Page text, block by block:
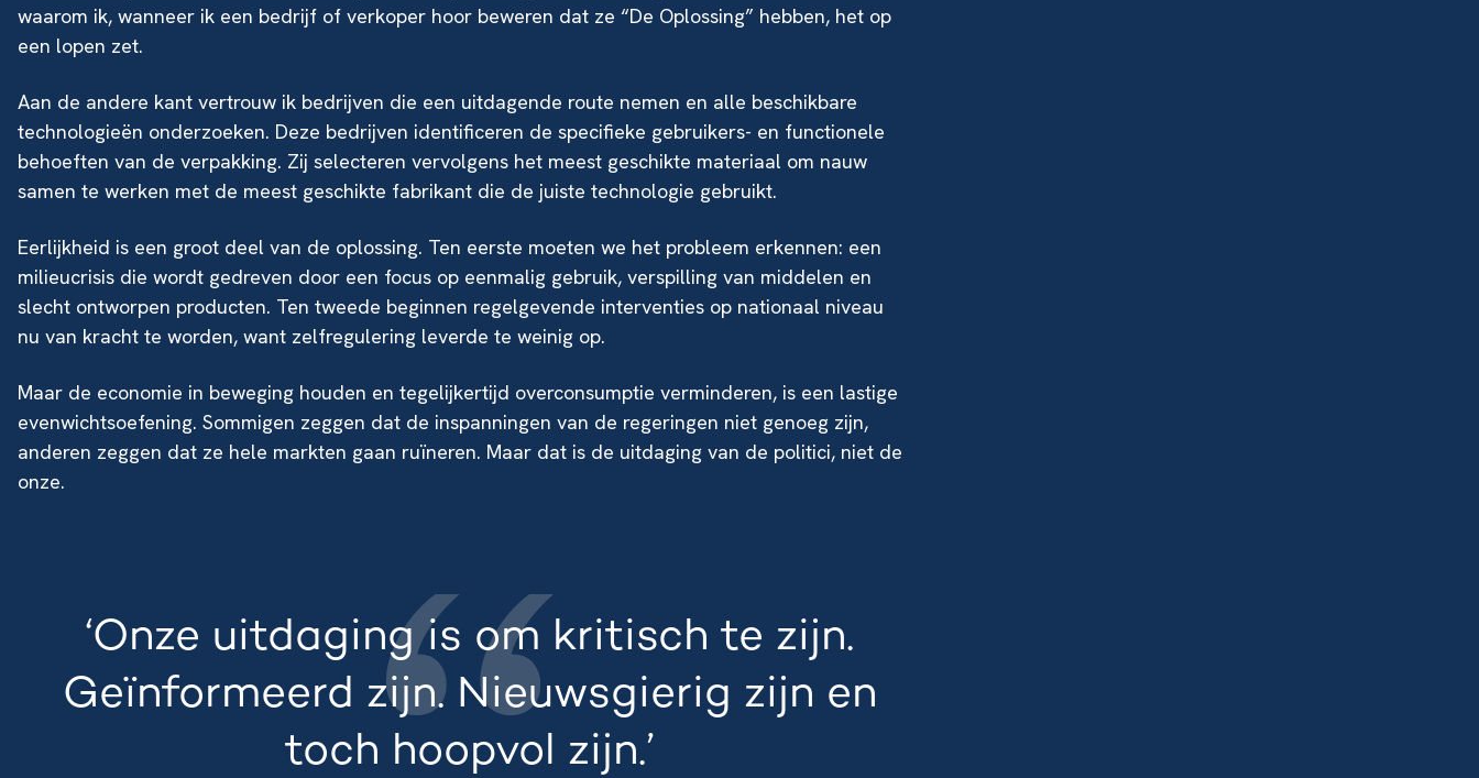
waarom ik, wanneer ik een bedrijf of verkoper hoor beweren dat ze “De Oplossing” hebben, het op
een lopen zet.
Aan de andere kant vertrouw ik bedrijven die een uitdagende route nemen en alle beschikbare
technologieën onderzoeken. Deze bedrijven identificeren de specifieke gebruikers- en functionele
behoeften van de verpakking. Zij selecteren vervolgens het meest geschikte materiaal om nauw
samen te werken met de meest geschikte fabrikant die de juiste technologie gebruikt.
Eerlijkheid is een groot deel van de oplossing. Ten eerste moeten we het probleem erkennen: een
milieucrisis die wordt gedreven door een focus op eenmalig gebruik, verspilling van middelen en
slecht ontworpen producten. Ten tweede beginnen regelgevende interventies op nationaal niveau
nu van kracht te worden, want zelfregulering leverde te weinig op.
Maar de economie in beweging houden en tegelijkertijd overconsumptie verminderen, is een lastige
evenwichtsoefening. Sommigen zeggen dat de inspanningen van de regeringen niet genoeg zijn,
anderen zeggen dat ze hele markten gaan ruïneren. Maar dat is de uitdaging van de politici, niet de
onze.
‘Onze uitdaging is om kritisch te zijn.
Geïnformeerd zijn. Nieuwsgierig zijn en
toch hoopvol zijn.’